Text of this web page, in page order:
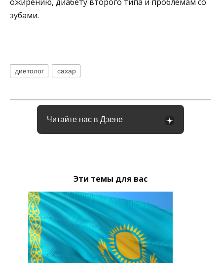
зубами.
диетолог сахар
Читайте нас в Дзене
Эти темы для вас